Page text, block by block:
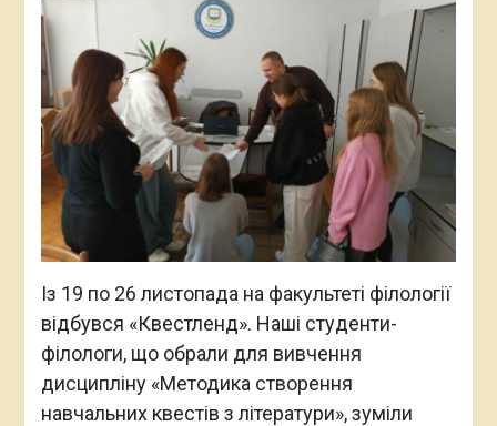
Із 19 по 26 листопада на факультеті філології
відбувся «Квестленд». Наші студенти-
філологи, що обрали для вивчення
дисципліну «Методика створення
навчальних квестів з літератури», зуміли